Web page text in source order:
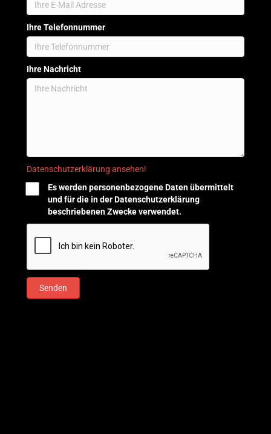
Ihre Telefonnummer
Ihre Nachricht
Datenschutzerklärung ansehen!
Es werden personenbezogene Daten übermittelt
und für die in der Datenschutzerklärung
beschriebenen Zwecke verwendet.
Senden